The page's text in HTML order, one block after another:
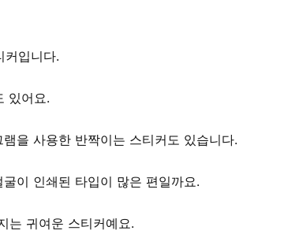
커입니다.
있어요.
을 사용한 반짝이는 스티커도 있습니다.
이 인쇄된 타입이 많은 편일까요.
는 귀여운 스티커예요.